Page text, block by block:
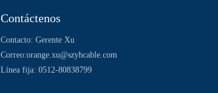
Contáctenos
Contacto: Gerente Xu
Correo:orange.xu@szyhcable.com
Línea fija: 0512-80838799